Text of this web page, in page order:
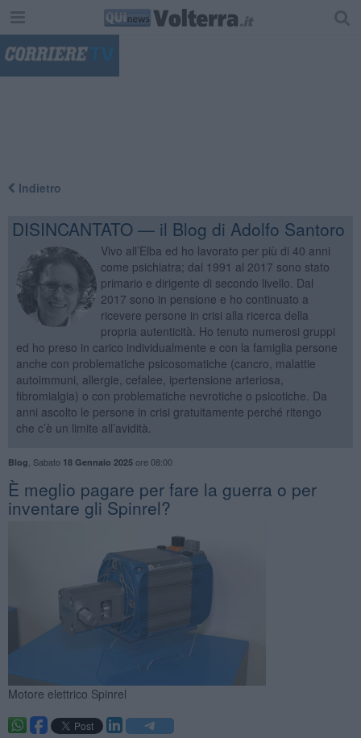
Indietro
DISINCANTATO — il Blog di Adolfo Santoro
Vivo all’Elba ed ho lavorato per più di 40 anni
come psichiatra; dal 1991 al 2017 sono stato
primario e dirigente di secondo livello. Dal
2017 sono in pensione e ho continuato a
ricevere persone in crisi alla ricerca della
propria autenticità. Ho tenuto numerosi gruppi
ed ho preso in carico individualmente e con la famiglia persone
anche con problematiche psicosomatiche (cancro, malattie
autoimmuni, allergie, cefalee, ipertensione arteriosa,
fibromialgia) o con problematiche nevrotiche o psicotiche. Da
anni ascolto le persone in crisi gratuitamente perché ritengo
che c’è un limite all’avidità.
Blog Sabato 18 Gennaio 2025ore 08:00
È meglio pagare per fare la guerra o per
inventare gli Spinrel?
Motore elettrico Spinrel